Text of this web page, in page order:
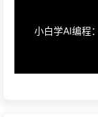
小白学AI编程